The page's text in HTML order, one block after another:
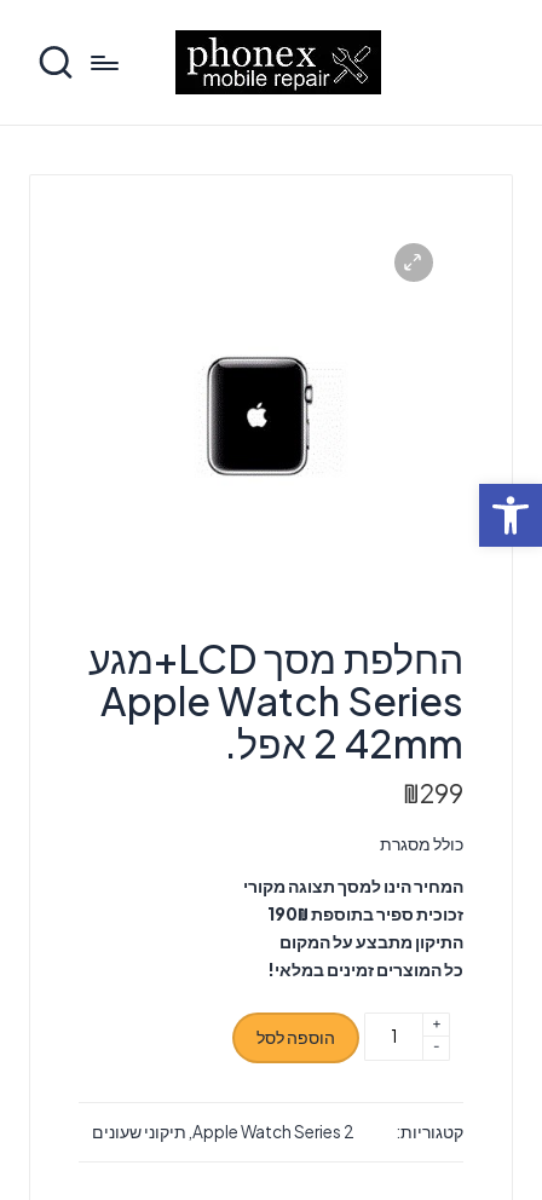
פתח סרגל נגישות
החלפת מסך LCD+מגע
Apple Watch Series
2 42mm אפל.
₪299
כולל מסגרת
המחיר הינו למסך תצוגה מקורי
זכוכית ספיר בתוספת 190₪
התיקון מתבצע על המקום
כל המוצרים זמינים במלאי!
כמות
LCD+מגע
-
+
הוספה לסל
קטגוריות: Apple Watch Series 2 תיקוני שעונים